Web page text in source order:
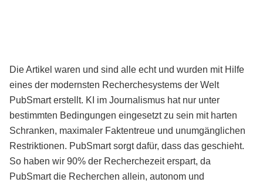
Die Artikel waren und sind alle echt und wurden mit Hilfe
eines der modernsten Recherchesystems der Welt
PubSmart erstellt. KI im Journalismus hat nur unter
bestimmten Bedingungen eingesetzt zu sein mit harten
Schranken, maximaler Faktentreue und unumgänglichen
Restriktionen. PubSmart sorgt dafür, dass das geschieht.
So haben wir 90% der Recherchezeit erspart, da
PubSmart die Recherchen allein, autonom und